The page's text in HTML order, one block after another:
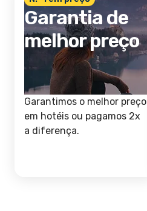
Garantia de
melhor preço
Garantimos o melhor preço
em hotéis ou pagamos 2x
a diferença.